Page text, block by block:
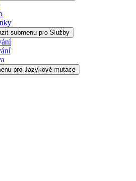
submenu pro Služby
pro Jazykové mutace